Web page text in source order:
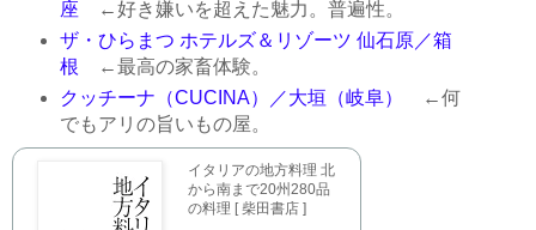
座 ←好き嫌いを超えた魅力。普遍性。
ザ・ひらまつ ホテルズ＆リゾーツ 仙石原／箱
根 ←最高の家畜体験。
クッチーナ（CUCINA）／大垣（岐阜）
←何
でもアリの旨いもの屋。
イタリアの地方料理 北
から南まで20州280品
の料理 [ 柴田書店 ]